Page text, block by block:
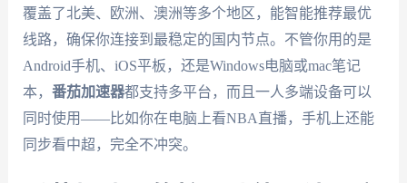
覆盖了北美、欧洲、澳洲等多个地区，能智能推荐最优
线路，确保你连接到最稳定的国内节点。不管你用的是
Android手机、iOS平板，还是Windows电脑或mac笔记
本， 番茄加速器都支持多平台，而且一人多端设备可以
同时使用——比如你在电脑上看NBA直播，手机上还能
同步看中超，完全不冲突。